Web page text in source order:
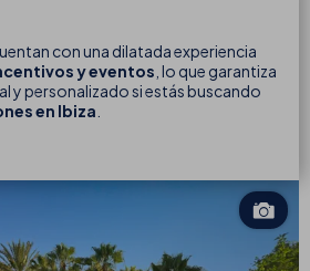
con una dilatada experiencia
y eventos , lo que garantiza
y personalizado si estás buscando
en Ibiza